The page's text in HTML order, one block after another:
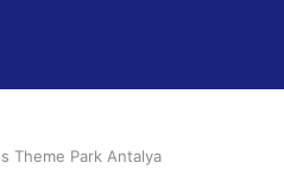
Theme Park Antalya